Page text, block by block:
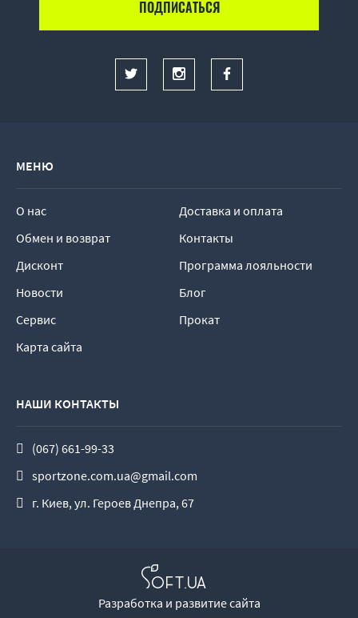
МЕНЮ
О нас
Доставка и оплата
Обмен и возврат
Контакты
Дисконт
Программа лояльности
Новости
Блог
Сервис
Прокат
Карта сайта
НАШИ КОНТАКТЫ
(067) 661-99-33
sportzone.com.ua@gmail.com
г. Киев, ул. Героев Днепра, 67
Разработка и развитие сайта